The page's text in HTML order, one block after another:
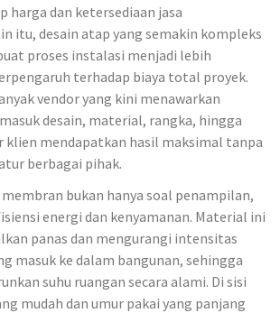
harga dan ketersediaan jasa
itu, desain atap yang semakin kompleks
proses instalasi menjadi lebih
terhadap biaya total proyek.
vendor yang kini menawarkan
desain, material, rangka, hingga
klien mendapatkan hasil maksimal tanpa
berbagai pihak.
bukan hanya soal penampilan,
energi dan kenyamanan. Material ini
panas dan mengurangi intensitas
masuk ke dalam bangunan, sehingga
suhu ruangan secara alami. Di sisi
mudah dan umur pakai yang panjang